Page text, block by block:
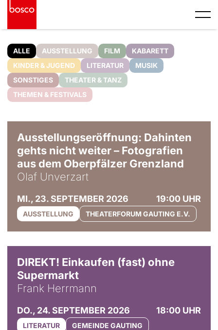
ALLE AUSSTELLUNG FILM
KABARETT
KINDER & JUGEND
LITERATUR
MUSIK
SONSTIGES
THEATER & TANZ
THEMEN & FESTIVALS
Ausstellungseröffnung: Dahinten
gehts nicht weiter – Fotografien
aus dem Oberpfälzer Grenzland
Olaf Unverzart
MI., 23. SEPTEMBER 2026 19:00 UHR
AUSSTELLUNG THEATERFORUM GAUTING E.V.
DIREKT! Einkaufen (fast) ohne
Supermarkt
Frank Herrmann
DO., 24. SEPTEMBER 2026 18:00 UHR
LITERATUR GEMEINDE GAUTING